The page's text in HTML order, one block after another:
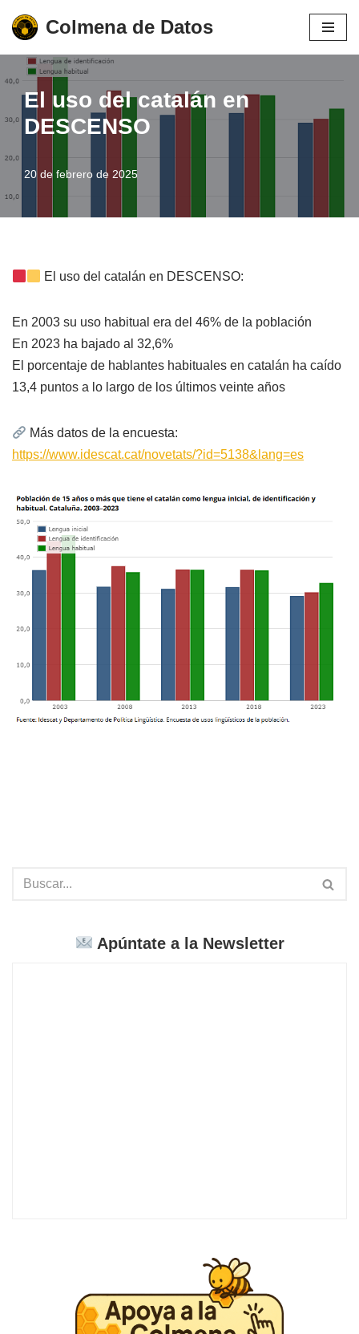
Saltar
contenido
Colmena de Datos
El uso del catalán en
DESCENSO
20 de febrero de 2025
El uso del catalán en DESCENSO:
En 2003 su uso habitual era del 46% de la población
En 2023 ha bajado al 32,6%
El porcentaje de hablantes habituales en catalán ha caído
13,4 puntos a lo largo de los últimos veinte años
Más datos de la encuesta:
https://www.idescat.cat/novetats/?id=5138&lang=es
Apúntate a la Newsletter